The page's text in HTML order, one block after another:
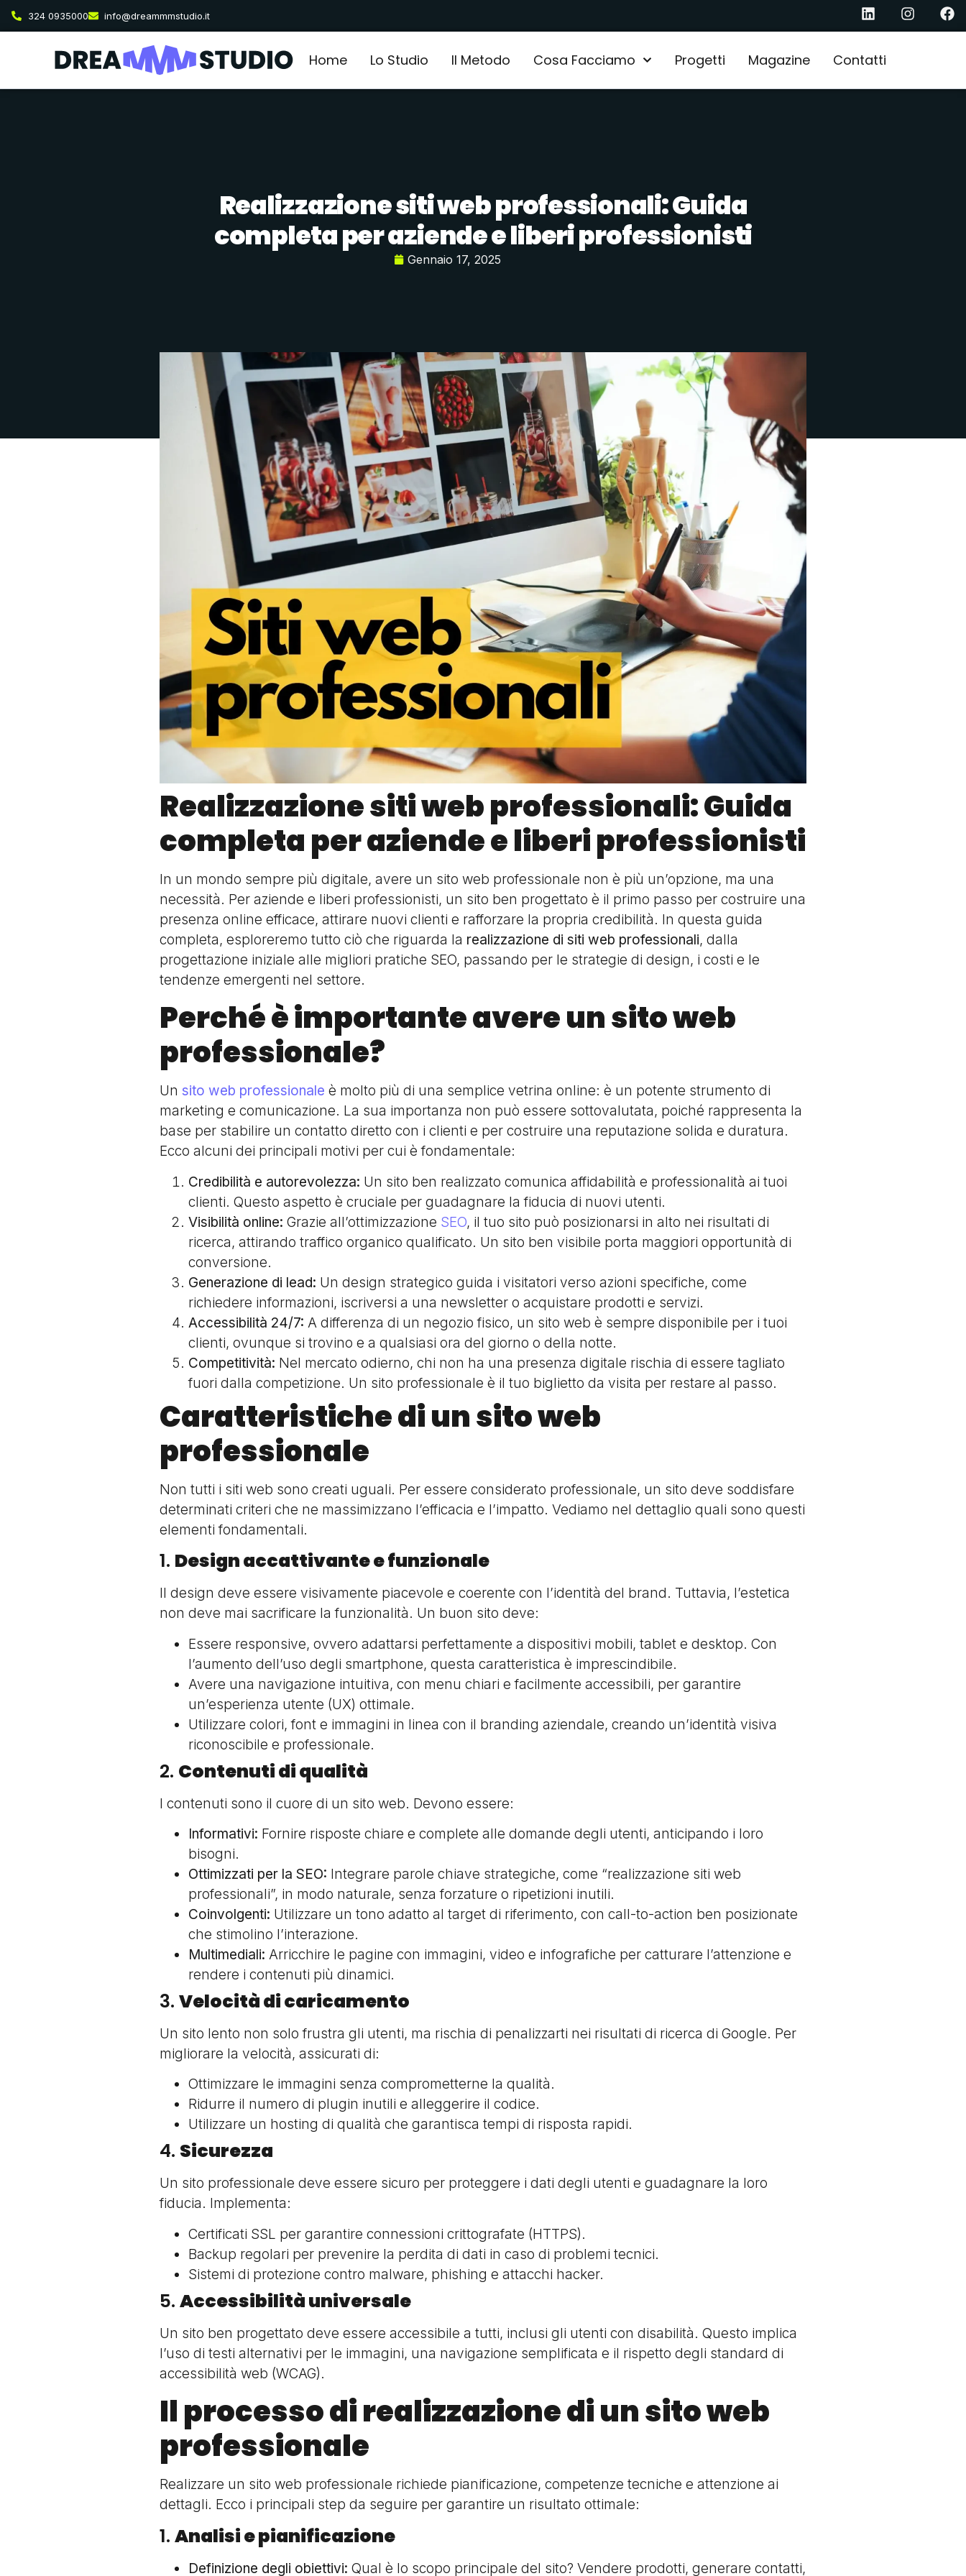
324 0935000 info@dreammmstudio.it
Home Lo Studio Il Metodo Cosa Facciamo Progetti Magazine Contatti
Realizzazione siti web professionali: Guida
completa per aziende e liberi professionisti
Gennaio 17, 2025
Realizzazione siti web professionali: Guida
completa per aziende e liberi professionisti
In un mondo sempre più digitale, avere un sito web professionale non è più un’opzione, ma una
necessità. Per aziende e liberi professionisti, un sito ben progettato è il primo passo per costruire una
presenza online efficace, attirare nuovi clienti e rafforzare la propria credibilità. In questa guida
completa, esploreremo tutto ciò che riguarda la realizzazione di siti web professionali, dalla
progettazione iniziale alle migliori pratiche SEO, passando per le strategie di design, i costi e le
tendenze emergenti nel settore.
Perché è importante avere un sito web
professionale?
Un sito web professionale è molto più di una semplice vetrina online: è un potente strumento di
marketing e comunicazione. La sua importanza non può essere sottovalutata, poiché rappresenta la
base per stabilire un contatto diretto con i clienti e per costruire una reputazione solida e duratura.
Ecco alcuni dei principali motivi per cui è fondamentale:
Credibilità e autorevolezza: Un sito ben realizzato comunica affidabilità e professionalità ai tuoi
clienti. Questo aspetto è cruciale per guadagnare la fiducia di nuovi utenti.
Visibilità online: Grazie all’ottimizzazione SEO, il tuo sito può posizionarsi in alto nei risultati di
ricerca, attirando traffico organico qualificato. Un sito ben visibile porta maggiori opportunità di
conversione.
Generazione di lead: Un design strategico guida i visitatori verso azioni specifiche, come
richiedere informazioni, iscriversi a una newsletter o acquistare prodotti e servizi.
Accessibilità 24/7: A differenza di un negozio fisico, un sito web è sempre disponibile per i tuoi
clienti, ovunque si trovino e a qualsiasi ora del giorno o della notte.
Competitività: Nel mercato odierno, chi non ha una presenza digitale rischia di essere tagliato
fuori dalla competizione. Un sito professionale è il tuo biglietto da visita per restare al passo.
Caratteristiche di un sito web
professionale
Non tutti i siti web sono creati uguali. Per essere considerato professionale, un sito deve soddisfare
determinati criteri che ne massimizzano l’efficacia e l’impatto. Vediamo nel dettaglio quali sono questi
elementi fondamentali.
1. Design accattivante e funzionale
Il design deve essere visivamente piacevole e coerente con l’identità del brand. Tuttavia, l’estetica
non deve mai sacrificare la funzionalità. Un buon sito deve:
Essere responsive, ovvero adattarsi perfettamente a dispositivi mobili, tablet e desktop. Con
l’aumento dell’uso degli smartphone, questa caratteristica è imprescindibile.
Avere una navigazione intuitiva, con menu chiari e facilmente accessibili, per garantire
un’esperienza utente (UX) ottimale.
Utilizzare colori, font e immagini in linea con il branding aziendale, creando un’identità visiva
riconoscibile e professionale.
2. Contenuti di qualità
I contenuti sono il cuore di un sito web. Devono essere:
Informativi: Fornire risposte chiare e complete alle domande degli utenti, anticipando i loro
bisogni.
Ottimizzati per la SEO: Integrare parole chiave strategiche, come “realizzazione siti web
professionali”, in modo naturale, senza forzature o ripetizioni inutili.
Coinvolgenti: Utilizzare un tono adatto al target di riferimento, con call-to-action ben posizionate
che stimolino l’interazione.
Multimediali: Arricchire le pagine con immagini, video e infografiche per catturare l’attenzione e
rendere i contenuti più dinamici.
3. Velocità di caricamento
Un sito lento non solo frustra gli utenti, ma rischia di penalizzarti nei risultati di ricerca di Google. Per
migliorare la velocità, assicurati di:
Ottimizzare le immagini senza comprometterne la qualità.
Ridurre il numero di plugin inutili e alleggerire il codice.
Utilizzare un hosting di qualità che garantisca tempi di risposta rapidi.
4. Sicurezza
Un sito professionale deve essere sicuro per proteggere i dati degli utenti e guadagnare la loro
fiducia. Implementa:
Certificati SSL per garantire connessioni crittografate (HTTPS).
Backup regolari per prevenire la perdita di dati in caso di problemi tecnici.
Sistemi di protezione contro malware, phishing e attacchi hacker.
5. Accessibilità universale
Un sito ben progettato deve essere accessibile a tutti, inclusi gli utenti con disabilità. Questo implica
l’uso di testi alternativi per le immagini, una navigazione semplificata e il rispetto degli standard di
accessibilità web (WCAG).
Il processo di realizzazione di un sito web
professionale
Realizzare un sito web professionale richiede pianificazione, competenze tecniche e attenzione ai
dettagli. Ecco i principali step da seguire per garantire un risultato ottimale:
1. Analisi e pianificazione
Definizione degli obiettivi: Qual è lo scopo principale del sito? Vendere prodotti, generare contatti,